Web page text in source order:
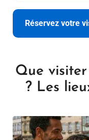
Réservez votre
Que
? Les